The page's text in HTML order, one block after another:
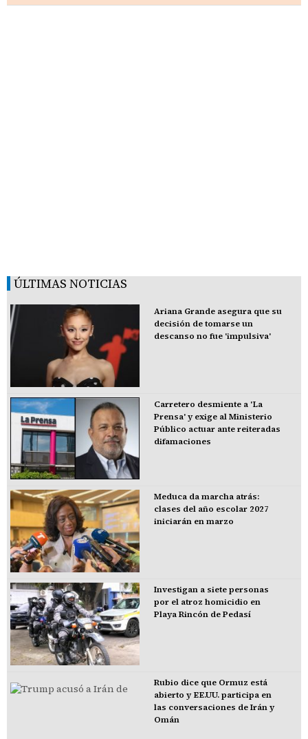
ÚLTIMAS NOTICIAS
Ariana Grande asegura que su
decisión de tomarse un
descanso no fue 'impulsiva'
Carretero desmiente a 'La
Prensa' y exige al Ministerio
Público actuar ante reiteradas
difamaciones
Meduca da marcha atrás:
clases del año escolar 2027
iniciarán en marzo
Investigan a siete personas
por el atroz homicidio en
Playa Rincón de Pedasí
Rubio dice que Ormuz está
abierto y EE.UU. participa en
las conversaciones de Irán y
Omán